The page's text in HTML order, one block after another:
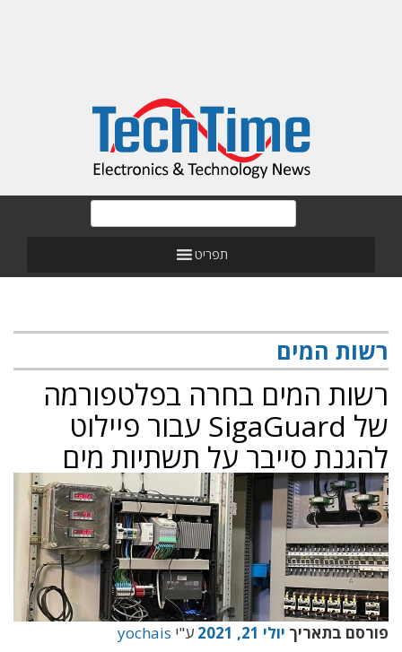
תפריט
רשות המים
רשות המים בחרה בפלטפורמה
של SigaGuard עבור פיילוט
להגנת סייבר על תשתיות מים
פורסם בתאריך יולי 21, 2021 ע"י yochais